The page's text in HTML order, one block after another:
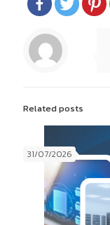
Related posts
31/07/2026